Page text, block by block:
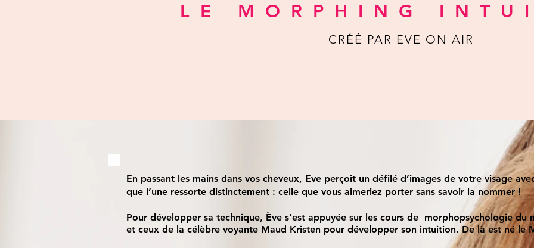
LE MORPHING
CRÉÉ PAR EVE ON AIR
En passant les mains dans vos cheveux, Eve perçoit un défilé d’images de votre visage
que l’une ressorte distinctement : celle que vous aimeriez porter sans savoir la nommer !
Pour développer sa technique, Ève s’est appuyée sur les cours de morphopsychologie du
et ceux de la célèbre voyante Maud Kristen pour développer son intuition. De là est né le